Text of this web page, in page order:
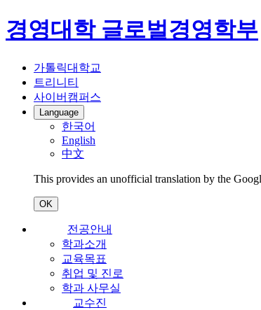
경영대학 글로벌경영학부
가톨릭대학교
트리니티
사이버캠퍼스
Language
한국어
English
中文
This provides an unofficial translation by the
OK
전공안내
학과소개
교육목표
취업 및 진로
학과 사무실
교수진